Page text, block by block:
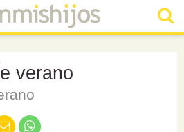
verano